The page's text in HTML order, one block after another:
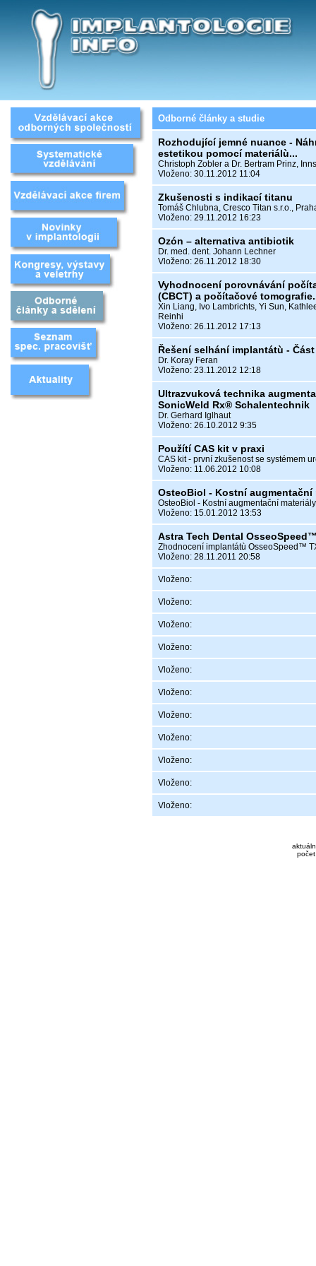
Odborné články a studie
Rozhodující jemné nuance -
estetikou pomocí materiálù...
Christoph Zobler a Dr. Bertram Prinz,
Vloženo: 30.11.2012 11:04
Zkušenosti s indikací titanu
Tomáš Chlubna, Cresco Titan s.r.o.,
Vloženo: 29.11.2012 16:23
Ozón – alternativa antibiotik
Dr. med. dent. Johann Lechner
Vloženo: 26.11.2012 18:30
Vyhodnocení porovnávání
(CBCT) a počítačové
Xin Liang, Ivo Lambrichts, Yi Sun,
Reinhi
Vloženo: 26.11.2012 17:13
Řešení selhání implantátù - Část
Dr. Koray Feran
Vloženo: 23.11.2012 12:18
Ultrazvuková technika
SonicWeld Rx® Schalentechnik
Dr. Gerhard Iglhaut
Vloženo: 26.10.2012 9:35
Použítí CAS kit v praxi
CAS kit - první zkušenost se systémem
Vloženo: 11.06.2012 10:08
OsteoBiol - Kostní augmentační
OsteoBiol - Kostní augmentační materiály
Vloženo: 15.01.2012 13:53
Astra Tech Dental
Zhodnocení implantátù OsseoSpeed™
Vloženo: 28.11.2011 20:58
Vloženo:
Vloženo:
Vloženo:
Vloženo:
Vloženo:
Vloženo:
Vloženo:
Vloženo:
Vloženo:
Vloženo:
Vloženo: